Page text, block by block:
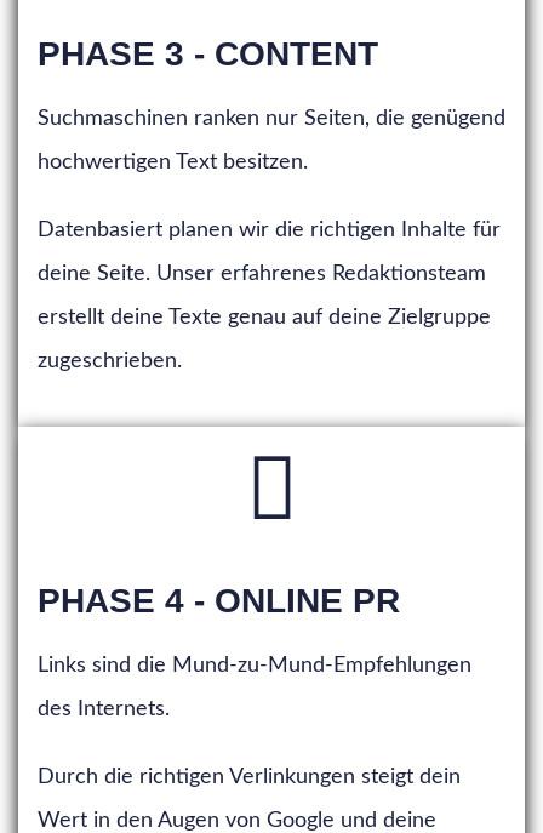
PHASE 3 - CONTENT
Suchmaschinen ranken nur Seiten, die genügend
hochwertigen Text besitzen.
Datenbasiert planen wir die richtigen Inhalte für
deine Seite. Unser erfahrenes Redaktionsteam
erstellt deine Texte genau auf deine Zielgruppe
zugeschrieben.
PHASE 4 - ONLINE PR
Links sind die Mund-zu-Mund-Empfehlungen
des Internets.
Durch die richtigen Verlinkungen steigt dein
Wert in den Augen von Google und deine